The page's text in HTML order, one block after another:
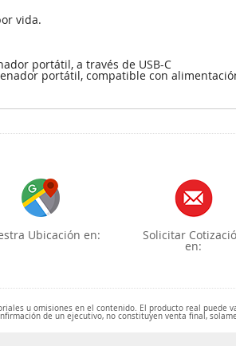
vida.
portátil, a través de USB-C
portátil, compatible con
Ubicación en: Solicitar
en:
u omisiones en el contenido. El producto real puede
de un ejecutivo, no constituyen venta final,